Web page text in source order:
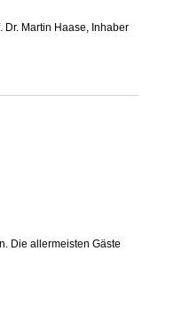
Martin Haase, Inhaber
Die allermeisten Gäste